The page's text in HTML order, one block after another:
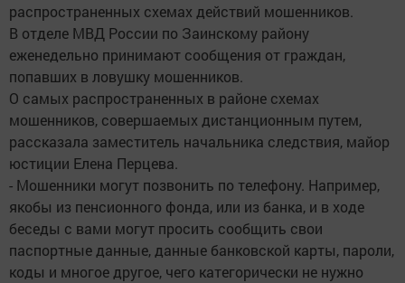
распространенных схемах действий мошенников.
В отделе МВД России по Заинскому району
еженедельно принимают сообщения от граждан,
попавших в ловушку мошенников.
О самых распространенных в районе схемах
мошенников, совершаемых дистанционным путем,
рассказала заместитель начальника следствия, майор
юстиции Елена Перцева.
- Мошенники могут позвонить по телефону. Например,
якобы из пенсионного фонда, или из банка, и в ходе
беседы с вами могут просить сообщить свои
паспортные данные, данные банковской карты, пароли,
коды и многое другое, чего категорически не нужно